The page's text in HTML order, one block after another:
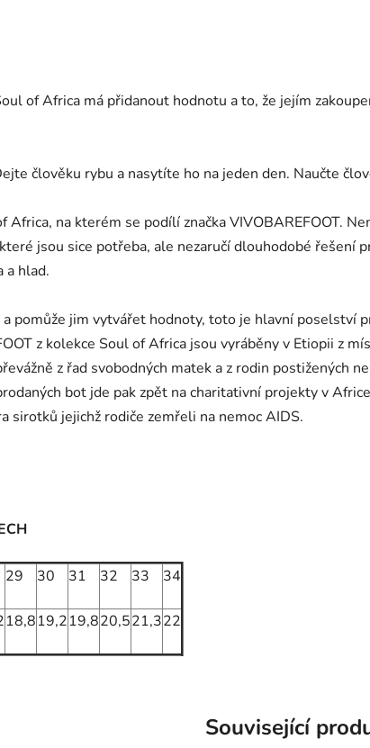
of Africa má přidanout hodnotu a to, že jejím
člověku rybu a nasytíte ho na jeden den. Naučte
na kterém se podílí značka VIVOBAREFOOT.
jsou sice potřeba, ale nezaručí dlouhodobé řešení
a hlad.
pomůže jim vytvářet hodnoty, toto je hlavní poselství
z kolekce Soul of Africa jsou vyráběny v Etiopii z
z řad svobodných matek a z rodin postižených
bot jde pak zpět na charitativní projekty v
sirotků jejichž rodiče zemřeli na nemoc AIDS.
29 30 31 32 33 34
18,819,219,820,521,322
Související